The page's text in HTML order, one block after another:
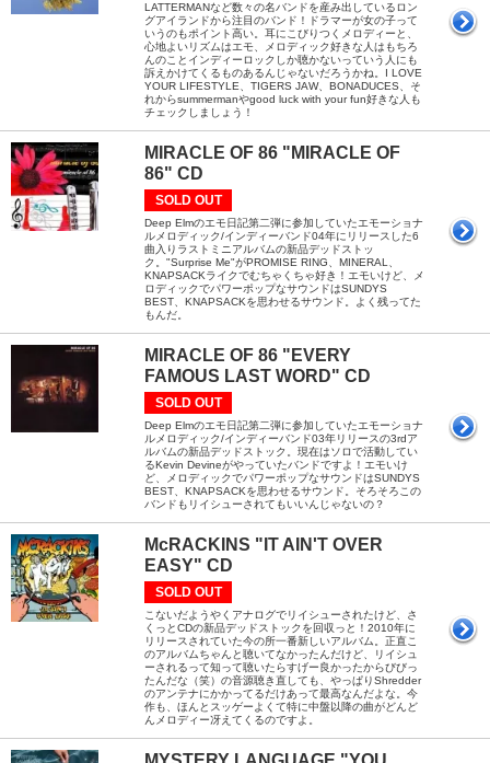
LATTERMANなど数々の名バンドを産み出しているロン
グアイランドから注目のバンド！ドラマーが女の子って
いうのもポイント高い。耳にこびりつくメロディーと、
心地よいリズムはエモ、メロディック好きな人はもちろ
んのことインディーロックしか聴かないっていう人にも
訴えかけてくるものあるんじゃないだろうかね。I LOVE
YOUR LIFESTYLE、TIGERS JAW、BONADUCES、そ
れからsummermanやgood luck with your fun好きな人も
チェックしましょう！
MIRACLE OF 86 "MIRACLE OF
86" CD
SOLD OUT
Deep Elmのエモ日記第二弾に参加していたエモーショナ
ルメロディック/インディーバンド04年にリリースした6
曲入りラストミニアルバムの新品デッドストッ
ク。"Surprise Me"がPROMISE RING、MINERAL、
KNAPSACKライクでむちゃくちゃ好き！エモいけど、メ
ロディックでパワーポップなサウンドはSUNDYS
BEST、KNAPSACKを思わせるサウンド。よく残ってた
もんだ。
MIRACLE OF 86 "EVERY
FAMOUS LAST WORD" CD
SOLD OUT
Deep Elmのエモ日記第二弾に参加していたエモーショナ
ルメロディック/インディーバンド03年リリースの3rdア
ルバムの新品デッドストック。現在はソロで活動してい
るKevin Devineがやっていたバンドですよ！エモいけ
ど、メロディックでパワーポップなサウンドはSUNDYS
BEST、KNAPSACKを思わせるサウンド。そろそろこの
バンドもリイシューされてもいいんじゃないの？
McRACKINS "IT AIN'T OVER
EASY" CD
SOLD OUT
こないだようやくアナログでリイシューされたけど、さ
くっとCDの新品デッドストックを回収っと！2010年に
リリースされていた今の所一番新しいアルバム。正直こ
のアルバムちゃんと聴いてなかったんだけど、リイシュ
ーされるって知って聴いたらすげー良かったからびびっ
たんだな（笑）の音源聴き直しても、やっぱりShredder
のアンテナにかかってるだけあって最高なんだよな。今
作も、ほんとスッゲーよくて特に中盤以降の曲がどんど
んメロディー冴えてくるのですよ。